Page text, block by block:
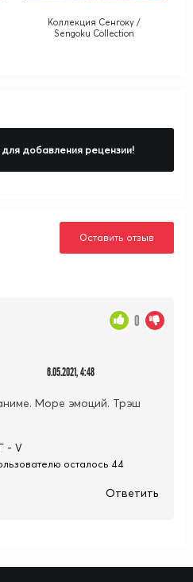
Коллекция Сенгоку /
Sengoku Collection
для добавления рецензии!
Оставить отзыв
6.05.2021, 4:48
Море эмоций. Трэш
0
- V
осталось 44
Ответить